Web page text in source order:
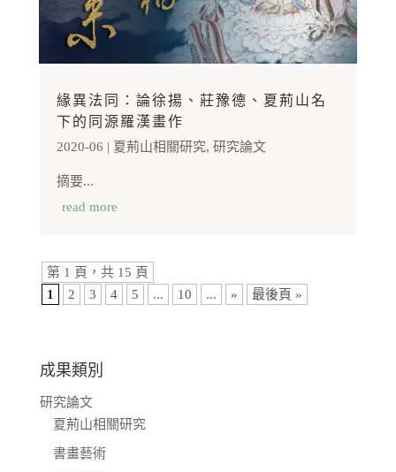
緣異法同：論徐揚、莊豫德、夏荊山名
下的同源羅漢畫作
2020-06 | 夏荊山相關研究, 研究論文
摘要...
read more
第 1 頁，共 15 頁
1
2 3 4 5 ... 10 ... » 最後頁 »
成果類別
研究論文
夏荊山相關研究
書畫藝術